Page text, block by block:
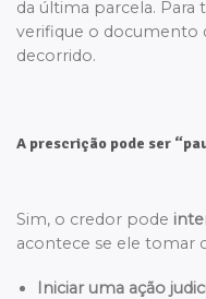
da última parcela. Para
verifique o documento
decorrido.
A prescrição pode ser
Sim, o credor pode
acontece se ele tomar
Iniciar uma ação